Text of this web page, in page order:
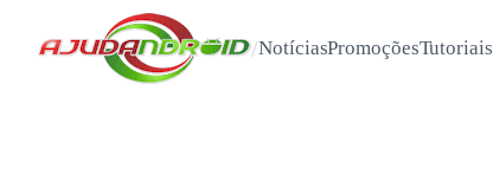
/NotíciasPromoçõesTutoriais